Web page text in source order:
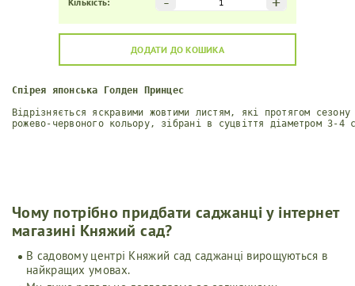
ДОДАТИ ДО КОШИКА
Спірея японська Голден Принцес
Відрізняється яскравими жовтими листям, які протягом
рожево-червоного кольору, зібрані в суцвіття діаметром 3-
Чому потрібно придбати саджанці у інтернет
магазині Княжий сад?
В садовому центрі Княжий сад саджанці вирощуються в
найкращих умовах.